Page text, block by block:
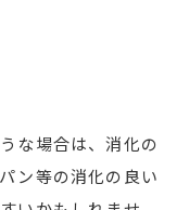
な場合は、消化の
ン等の消化の良い